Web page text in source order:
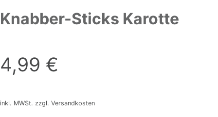
Knabber-Sticks Karotte
4,99 €
inkl. MWSt. zzgl. Versandkosten